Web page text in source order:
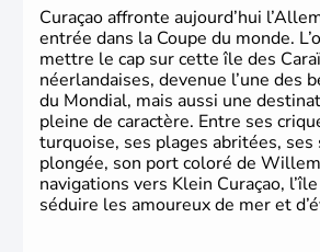
Curaçao affronte aujourd’hui
entrée dans la Coupe du monde.
mettre le cap sur cette île des
néerlandaises, devenue l’une des
du Mondial, mais aussi une
pleine de caractère. Entre ses
turquoise, ses plages abritées, ses
plongée, son port coloré de
navigations vers Klein Curaçao,
séduire les amoureux de mer et